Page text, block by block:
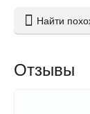
Найти
Отзывы